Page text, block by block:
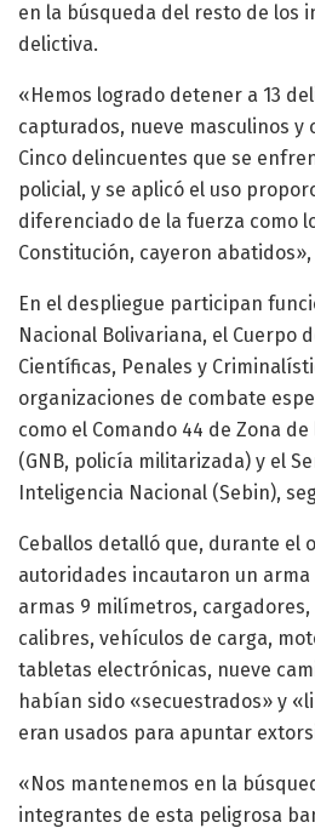
en la búsqueda del resto de los
delictiva.
«Hemos logrado detener a 13
capturados, nueve masculinos y
Cinco delincuentes que se
policial, y se aplicó el uso
diferenciado de la fuerza como
Constitución, cayeron
En el despliegue participan
Nacional Bolivariana, el Cuerpo
Científicas, Penales y
organizaciones de combate
como el Comando 44 de Zona
(GNB, policía militarizada) y el
Inteligencia Nacional (Sebin),
Ceballos detalló que, durante el
autoridades incautaron un
armas 9 milímetros,
calibres, vehículos de carga,
tabletas electrónicas, nueve
habían sido «secuestrados» y
eran usados para apuntar
«Nos mantenemos en la
integrantes de esta peligrosa